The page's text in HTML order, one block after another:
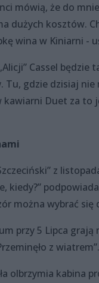
mówią, że do
dużych kosztów.
wina w Kiniarni -
Cassel będzie
Tu, gdzie dzisiaj
Duet za to
z
kiedy?”
można wybrać się
przy 5 Lipca
z wiatrem”.
olbrzymia kabina